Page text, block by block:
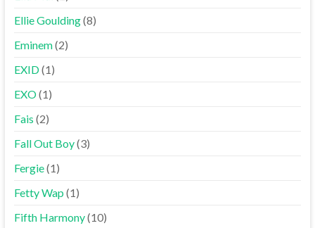
Ellie Goulding(8)
Eminem(2)
EXID(1)
EXO(1)
Fais (2)
Fall Out Boy(3)
Fergie(1)
Fetty Wap (1)
Fifth Harmony(10)